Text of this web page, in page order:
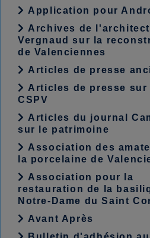
Application pour
Archives de
Vergnaud sur la
de Valenciennes
Articles de presse
Articles de presse sur
CSPV
Articles du journal
sur le patrimoine
Association des
la porcelaine de
Association pour la
restauration de la
Notre-Dame du Saint
Avant Après